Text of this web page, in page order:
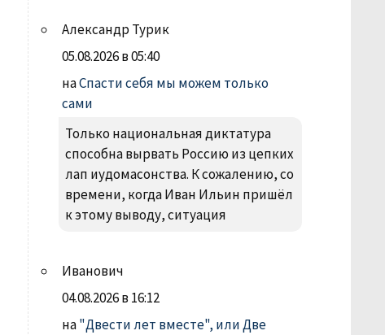
Александр Турик
05.08.2026 в 05:40
наСпасти себя мы можем только
сами
Только национальная диктатура
способна вырвать Россию из цепких
лап иудомасонства. К сожалению, со
времени, когда Иван Ильин пришёл
к этому выводу, ситуация
Иванович
04.08.2026 в 16:12
на"Двести лет вместе", или Две